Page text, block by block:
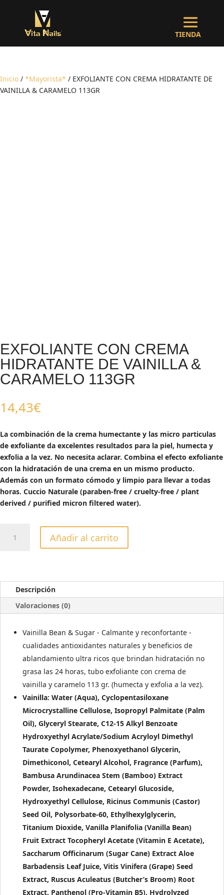
Inicio / *Mayorista* / EXFOLIANTE CON CREMA HIDRATANTE DE
VAINILLA & CARAMELO 113GR
EXFOLIANTE CON CREMA
HIDRATANTE DE VAINILLA &
CARAMELO 113GR
14,43€
La combinación de la crema humectante y las micro particulas
de exfoliante da excelentes resultados para la piel, humecta y
exfolia a la vez. No necesita aclarar. Combina el efecto exfoliante
con la hidratación de una crema en un mismo producto.
Además con un formato cómodo y limpio para llevar a todas
horas. Cuccio Naturale (paraben-free / cruelty-free / plant
derived / purified micron filtered water).
EXFOLIANTE
VAINILLA
&
CARAMELO
cantidad
Añadir al carrito
Descripción
Valoraciones (0)
Vainilla Bean & Sugar - Calmante y reconfortante -
cualidades antioxidantes naturales y beneficios de
ablandamiento ultra ricos que brindan hidratación no
grasa las 24 horas, tubo exfoliante con crema de
vainilla y caramelo 113 gr. (humecta y exfolia a la vez).
Vainilla: Water (Aqua), Cyclopentasiloxane
Microcrystalline Cellulose, Isopropyl Palmitate (Palm
Oil), Glyceryl Stearate, C12-15 Alkyl Benzoate
Hydroxyethyl Acrylate/Sodium Acryloyl Dimethyl
Taurate Copolymer, Phenoxyethanol Glycerin,
Dimethiconol, Cetearyl Alcohol, Fragrance (Parfum),
Bambusa Arundinacea Stem (Bamboo) Extract
Powder, Isohexadecane, Cetearyl Glucoside,
Hydroxyethyl Cellulose, Ricinus Communis (Castor)
Seed Oil, Polysorbate-60, Ethylhexylglycerin,
Titanium Dioxide, Vanilla Planifolia (Vanilla Bean)
Fruit Extract Tocopheryl Acetate (Vitamin E Acetate),
Saccharum Officinarum (Sugar Cane) Extract Aloe
Barbadensis Leaf Juice, Vitis Vinifera (Grape) Seed
Extract, Ruscus Aculeatus (Butcher’s Broom) Root
Extract, Panthenol (Pro-Vitamin B5), Hydrolyzed